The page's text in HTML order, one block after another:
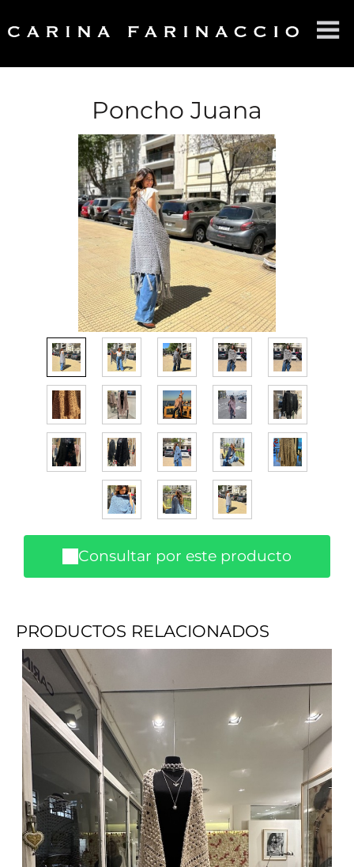
HOME
PRODUCTOS
CONTACTO
Consultar por este producto
Poncho Juana
PRODUCTOS RELACIONADOS